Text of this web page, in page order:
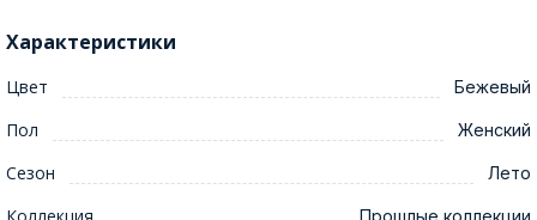
Характеристики
Цвет Бежевый
Пол Женский
Сезон Лето
Прошлые коллекции